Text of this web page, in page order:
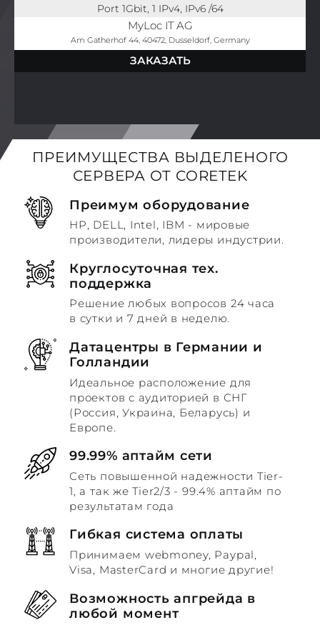
Port 1Gbit, 1 IPv4, IPv6 /64
MyLoc IT AG
Am Gatherhof 44, 40472, Dusseldorf, Germany
ЗАКАЗАТЬ
ПРЕИМУЩЕСТВА ВЫДЕЛЕНОГО
СЕРВЕРА ОТ CORETEK
Преимум оборудование
HP, DELL, Intel, IBM - мировые
производители, лидеры индустрии.
Круглосуточная тех.
поддержка
Решение любых вопросов 24 часа
в сутки и 7 дней в неделю.
Датацентры в Германии и
Голландии
Идеальное расположение для
проектов с аудиторией в СНГ
(Россия, Украина, Беларусь) и
Европе.
99.99% аптайм сети
Сеть повышенной надежности Tier-
1, а так же Tier2/3 - 99.4% аптайм по
результатам года
Гибкая система оплаты
Принимаем webmoney, Paypal,
Visa, MasterCard и многие другие!
Возможность апгрейда в
любой момент